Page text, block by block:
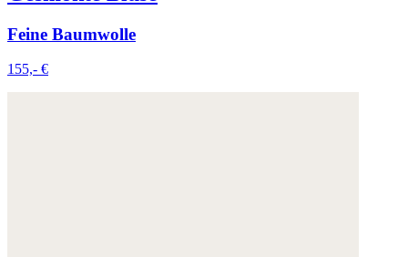
Feine Baumwolle
155,- €